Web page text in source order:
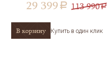
29 399 a 113 990a
В корзину Купить в один клик